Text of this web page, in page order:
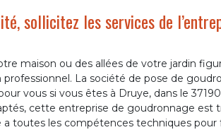
sollicitez les services de
maison ou des allées de votre jardin
La société de pose de
vous si vous êtes à Druye, dans le
cette entreprise de goudronnage est
a toutes les compétences techniques pour